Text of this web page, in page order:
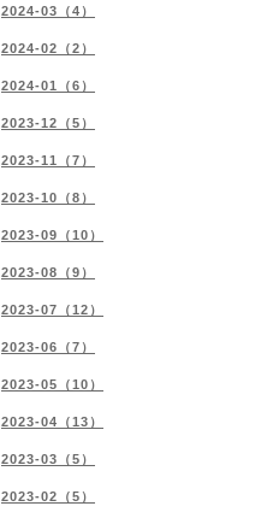
2024-03（4）
2024-02（2）
2024-01（6）
2023-12（5）
2023-11（7）
2023-10（8）
2023-09（10）
2023-08（9）
2023-07（12）
2023-06（7）
2023-05（10）
2023-04（13）
2023-03（5）
2023-02（5）